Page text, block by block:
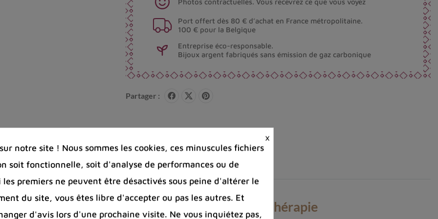
Port offert dès 80 € d’achat en France métropolitaine.
100 € pour la Belgique
Entreprise éco-responsable.
Bijoux argent fabriqués sans émission de gaz carbonique
Partager :
en kunzite pour la méditation et la lithothérapie
clients
×
notre site ! Nous sommes les cookies, ces minuscules fichiers
soit fonctionnelle, soit d'analyse de performances ou de
les premiers ne peuvent être désactivés sous peine d'altérer le
du site, vous êtes libre d'accepter ou pas les autres. Et
d'avis lors d'une prochaine visite. Ne vous inquiétez pas,